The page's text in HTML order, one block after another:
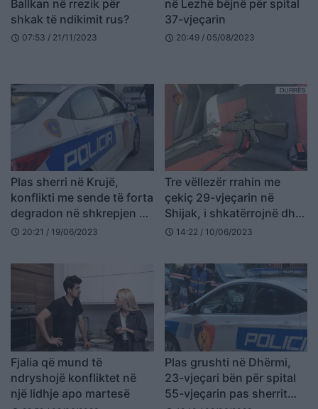
Ballkan në rrezik për
shkak të ndikimit rus?
schedule 07:53 / 21/11/2023
në Lezhë bëjnë për spital
37-vjeçarin
schedule 20:49 / 05/08/2023
Plas sherri në Krujë,
konflikti me sende të forta
degradon në shkrepjen e
armës
schedule 20:21 / 19/06/2023
Tre vëllezër rrahin me
çekiç 29-vjeçarin në
Shijak, i shkatërrojnë dhe
lokalin
schedule 14:22 / 10/06/2023
Fjalia që mund të
ndryshojë konfliktet në
një lidhje apo martesë
Plas grushti në Dhërmi,
23-vjeçari bën për spital
55-vjeçarin pas sherrit